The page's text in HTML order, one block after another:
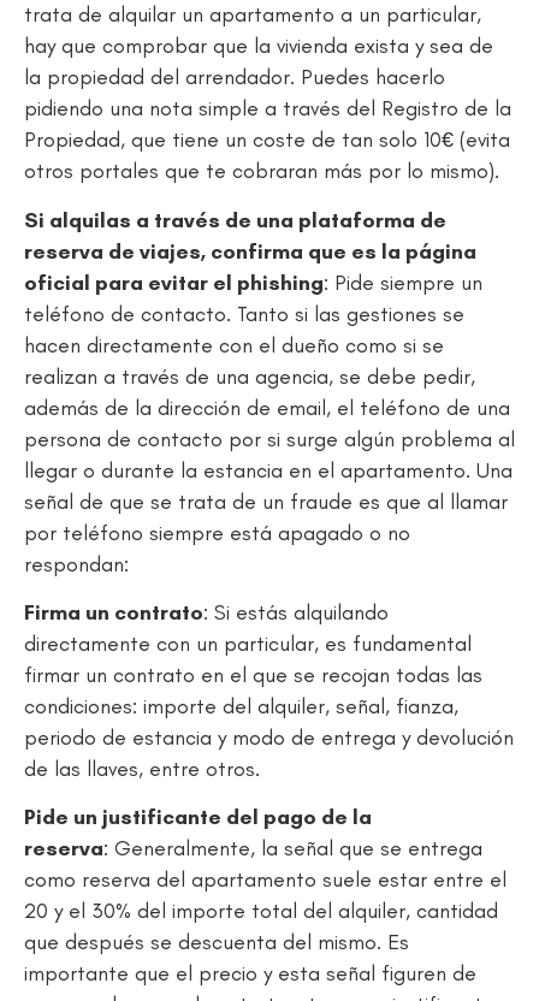
trata de alquilar un apartamento a un particular,
hay que comprobar que la vivienda exista y sea de
la propiedad del arrendador. Puedes hacerlo
pidiendo una nota simple a través del Registro de la
Propiedad, que tiene un coste de tan solo 10€ (evita
otros portales que te cobraran más por lo mismo).
Si alquilas a través de una plataforma de
reserva de viajes, confirma que es la página
oficial para evitar el phishing: Pide siempre un
teléfono de contacto. Tanto si las gestiones se
hacen directamente con el dueño como si se
realizan a través de una agencia, se debe pedir,
además de la dirección de email, el teléfono de una
persona de contacto por si surge algún problema al
llegar o durante la estancia en el apartamento. Una
señal de que se trata de un fraude es que al llamar
por teléfono siempre está apagado o no
respondan:
Firma un contrato: Si estás alquilando
directamente con un particular, es fundamental
firmar un contrato en el que se recojan todas las
condiciones: importe del alquiler, señal, fianza,
periodo de estancia y modo de entrega y devolución
de las llaves, entre otros.
Pide un justificante del pago de la
reserva: Generalmente, la señal que se entrega
como reserva del apartamento suele estar entre el
20 y el 30% del importe total del alquiler, cantidad
que después se descuenta del mismo. Es
importante que el precio y esta señal figuren de